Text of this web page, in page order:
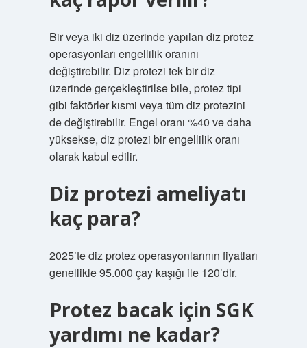
Bir veya iki diz üzerinde yapılan diz protez
operasyonları engellilik oranını
değiştirebilir. Diz protezi tek bir diz
üzerinde gerçekleştirilse bile, protez tipi
gibi faktörler kısmi veya tüm diz protezini
de değiştirebilir. Engel oranı %40 ve daha
yüksekse, diz protezi bir engellilik oranı
olarak kabul edilir.
Diz protezi ameliyatı
kaç para?
2025’te diz protez operasyonlarının fiyatları
genellikle 95.000 çay kaşığı ile 120’dir.
Protez bacak için SGK
yardımı ne kadar?